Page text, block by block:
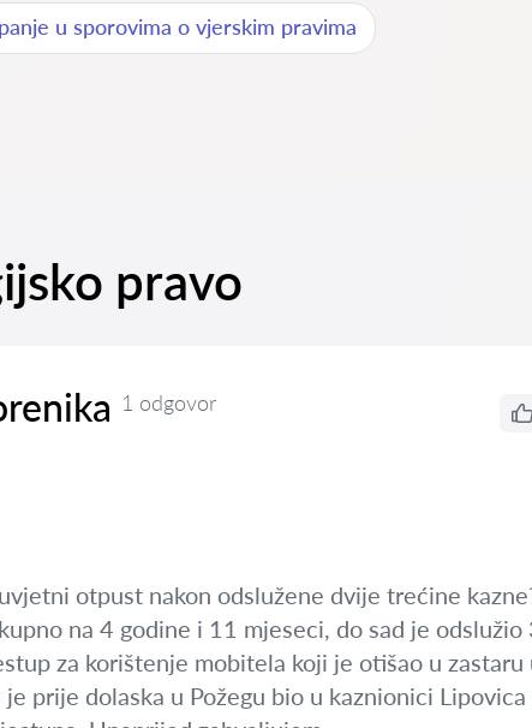
u sporovima o vjerskim pravima
pravo
1 odgovor
otpust nakon odslužene dvije trećine
na 4 godine i 11 mjeseci, do sad je
za korištenje mobitela koji je otišao u
prije dolaska u Požegu bio u kaznionici